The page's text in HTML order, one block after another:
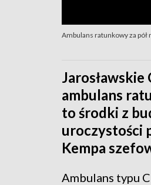
Ambulans ratunkowy za
ambulans
to środki z
uroczystości
Kempa
Ambulans typu